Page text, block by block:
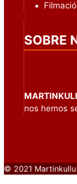
SOBRE
nos hemos
© 2021 Martinkullu